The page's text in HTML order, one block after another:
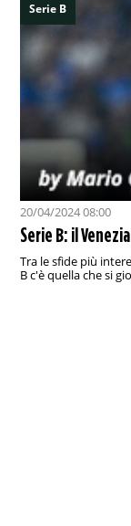
Serie B
20/04/2024 08:00
Serie B: il
Tra le sfide più
B c'è quella che si